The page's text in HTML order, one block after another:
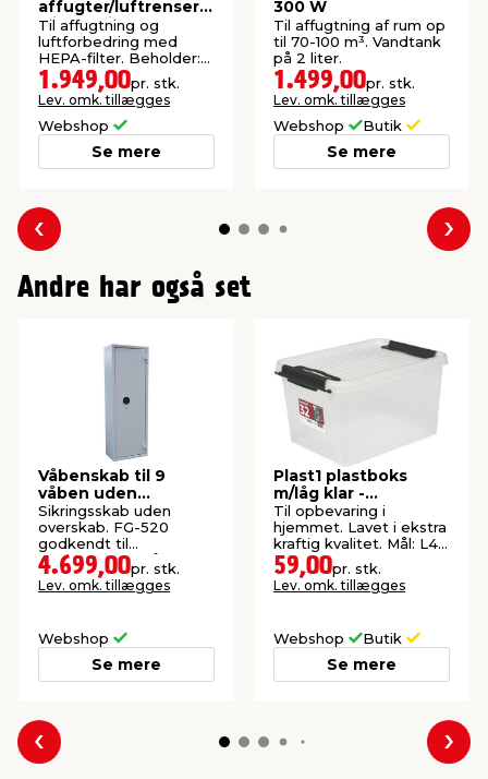
affugter/luftrenser
wi-fi 20 liter
Til affugtning og
luftforbedring med
HEPA-filter. Beholder:
4,5 liter.
1.949,00pr. stk.
Lev. omk. tillægges
Webshop
Se mere
300 W
Til affugtning af rum op
til 70-100 m³. Vandtank
på 2 liter.
1.499,00pr. stk.
Lev. omk. tillægges
Webshop Butik
Se mere
Forrige
Andre har også set
Våbenskab til 9
våben uden
overskab
Sikringsskab uden
overskab. FG-520
godkendt til
opbevaring af våben.
4.699,00pr. stk.
Lev. omk. tillægges
Webshop
Se mere
Plast1 plastboks
m/låg klar -
SystemBox 32
Til opbevaring i
hjemmet. Lavet i ekstra
kraftig kvalitet. Mål: L47
x B34 x H27 cm.
59,00pr. stk.
Lev. omk. tillægges
Webshop Butik
Se mere
Forrige